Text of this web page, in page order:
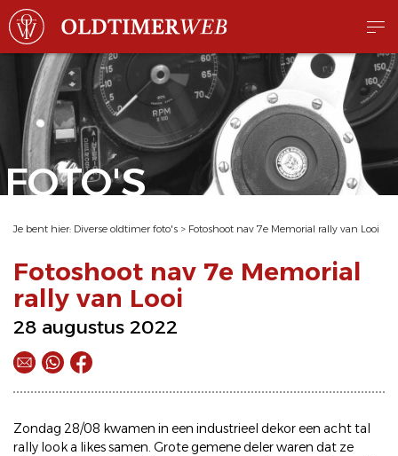
FOTO'S
Je bent hier: Diverse oldtimer foto's > Fotoshoot nav 7e Memorial rally van Looi
Fotoshoot nav 7e Memorial
rally van Looi
28 augustus 2022
Zondag 28/08 kwamen in een industrieel dekor een acht tal
rally look a likes samen. Grote gemene deler waren dat ze